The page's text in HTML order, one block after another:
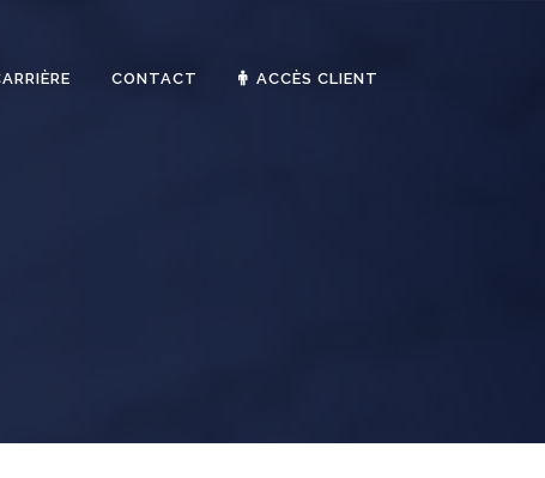
CONTACT ACCÈS CLIENT